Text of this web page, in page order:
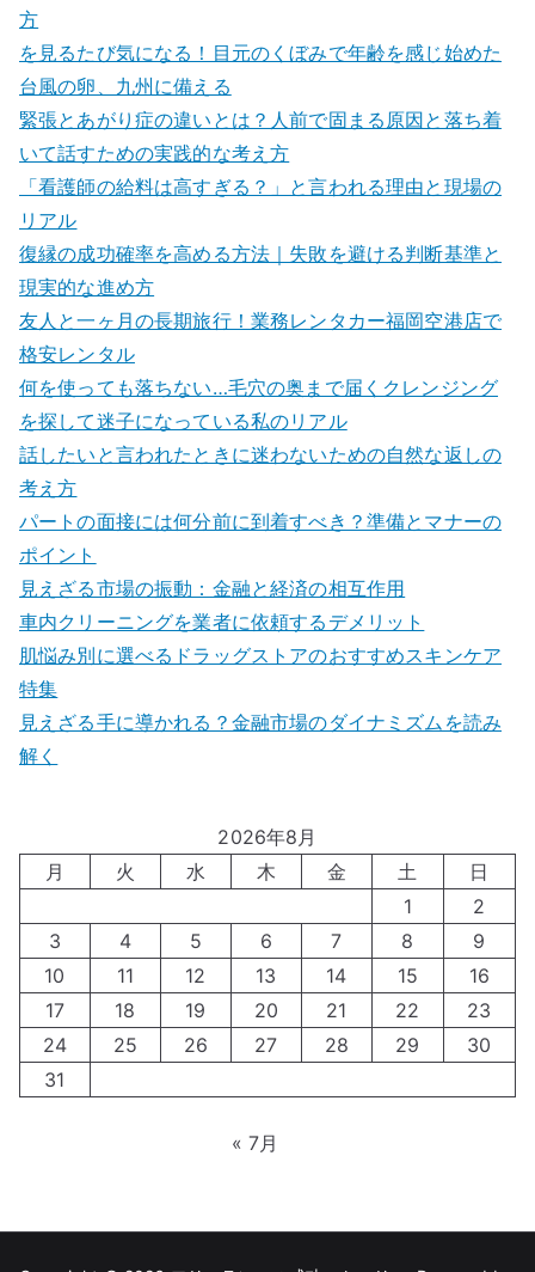
方
を見るたび気になる！目元のくぼみで年齢を感じ始めた
台風の卵、九州に備える
緊張とあがり症の違いとは？人前で固まる原因と落ち着
いて話すための実践的な考え方
「看護師の給料は高すぎる？」と言われる理由と現場の
リアル
復縁の成功確率を高める方法｜失敗を避ける判断基準と
現実的な進め方
友人と一ヶ月の長期旅行！業務レンタカー福岡空港店で
格安レンタル
何を使っても落ちない…毛穴の奥まで届くクレンジング
を探して迷子になっている私のリアル
話したいと言われたときに迷わないための自然な返しの
考え方
パートの面接には何分前に到着すべき？準備とマナーの
ポイント
見えざる市場の振動：金融と経済の相互作用
車内クリーニングを業者に依頼するデメリット
肌悩み別に選べるドラッグストアのおすすめスキンケア
特集
見えざる手に導かれる？金融市場のダイナミズムを読み
解く
2026年8月
月
火 水 木 金 土
日
1
2
3
4 5 6 7 8
9
10
11 12 13 14 15
16
17
18 19 20 21 22
23
24
25 26 27 28 29
30
31
« 7月